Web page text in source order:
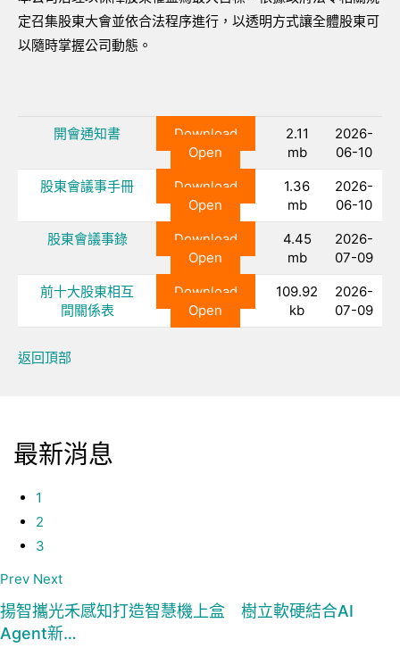
定召集股東大會並依合法程序進行，以透明方式讓全體股東可
以隨時掌握公司動態。
開會通知書
Download
Open
2.11
mb
2026-
06-10
股東會議事手冊
Download
Open
1.36
mb
2026-
06-10
股東會議事錄
Download
Open
4.45
mb
2026-
07-09
前十大股東相互
間關係表
Download
Open
109.92
kb
2026-
07-09
返回頂部
最新消息
1
2
3
Prev Next
揚智攜光禾感知打造智慧機上盒 樹立軟硬結合AI
Agent新…